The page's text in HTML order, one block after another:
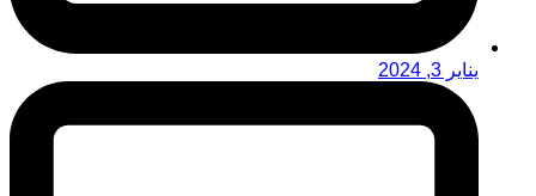
يناير 3, 2024